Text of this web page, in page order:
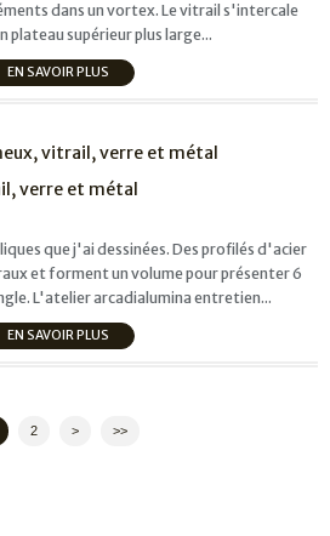
dans un vortex. Le vitrail s'intercale
plateau supérieur plus large...
EN SAVOIR PLUS
vitrail, verre et métal
que j'ai dessinées. Des profilés d'acier
et forment un volume pour présenter 6
L'atelier arcadialumina entretien...
EN SAVOIR PLUS
2 > >>